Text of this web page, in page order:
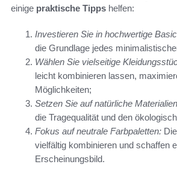
einige praktische Tipps helfen:
Investieren Sie in hochwertige
die Grundlage jedes
Wählen Sie vielseitige
leicht kombinieren lassen,
Möglichkeiten;
Setzen Sie auf natürliche
die Tragequalität und den
Fokus auf neutrale Farbpaletten:
vielfältig kombinieren und schaffen
Erscheinungsbild.